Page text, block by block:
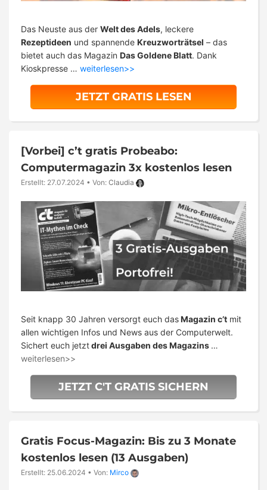
Das Neuste aus der Welt des Adels, leckere
Rezeptideen und spannende Kreuzworträtsel – das
bietet auch das Magazin Das Goldene Blatt. Dank
Kioskpresse … weiterlesen>>
JETZT GRATIS LESEN
[Vorbei] c’t gratis Probeabo:
Computermagazin 3x kostenlos lesen
Erstellt: 27.07.2024 • Von: Claudia
Seit knapp 30 Jahren versorgt euch dasMagazin c’t mit
allen wichtigen Infos und News aus der Computerwelt.
Sichert euch jetztdrei Ausgaben des Magazins …
weiterlesen>>
JETZT C'T GRATIS SICHERN
Gratis Focus-Magazin: Bis zu 3 Monate
kostenlos lesen (13 Ausgaben)
Erstellt: 25.06.2024 • Von: Mirco